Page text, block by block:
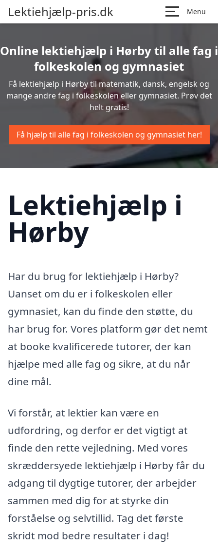
Lektiehjælp-pris.dk Menu
Online lektiehjælp i Hørby til alle fag i
folkeskolen og gymnasiet
Få lektiehjælp i Hørby til matematik, dansk, engelsk og
mange andre fag i folkeskolen eller gymnasiet. Prøv det
helt gratis!
Få hjælp til alle fag i folkeskolen og gymnasiet her!
Lektiehjælp i
Hørby
Har du brug for lektiehjælp i Hørby?
Uanset om du er i folkeskolen eller
gymnasiet, kan du finde den støtte, du
har brug for. Vores platform gør det nemt
at booke kvalificerede tutorer, der kan
hjælpe med alle fag og sikre, at du når
dine mål.
Vi forstår, at lektier kan være en
udfordring, og derfor er det vigtigt at
finde den rette vejledning. Med vores
skræddersyede lektiehjælp i Hørby får du
adgang til dygtige tutorer, der arbejder
sammen med dig for at styrke din
forståelse og selvtillid. Tag det første
skridt mod bedre resultater i dag!